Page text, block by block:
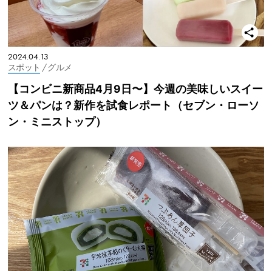
2024.04.13
スポット / グルメ
【コンビニ新商品4月9日〜】今週の美味しいスイー
ツ＆パンは？新作を試食レポート（セブン・ローソ
ン・ミニストップ）